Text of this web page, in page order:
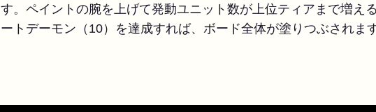
す。ペイントの腕を上げて発動ユニット数が上位ティアまで増え
ートデーモン（10）を達成すれば、ボード全体が塗りつぶされま